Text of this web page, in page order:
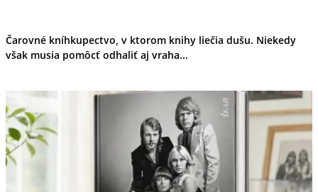
Čarovné kníhkupectvo, v ktorom knihy liečia dušu. Niekedy
však musia pomôcť odhaliť aj vraha...